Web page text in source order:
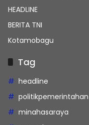
HEADLINE
BERITA TNI
Kotamobagu
Tag
headline
politikpemerintahan
minahasaraya